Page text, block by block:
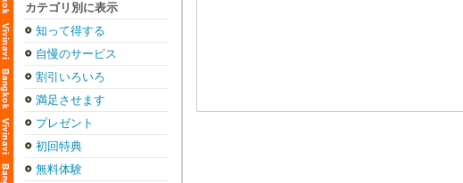
カテゴリ別に表示
知って得する
自慢のサービス
割引いろいろ
満足させます
プレゼント
初回特典
無料体験